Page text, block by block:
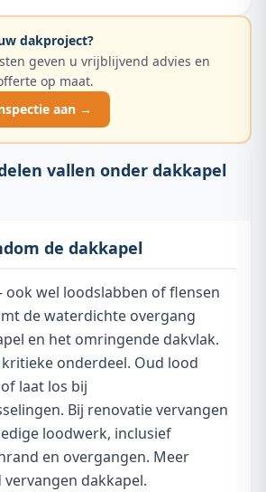
dakproject?
geven u vrijblijvend advies en
op maat.
aan →
vallen onder dakkapel
de dakkapel
wel loodslabben of flensen
de waterdichte overgang
en het omringende dakvlak.
onderdeel. Oud lood
laat los bij
Bij renovatie vervangen
loodwerk, inclusief
en overgangen. Meer
vervangen dakkapel.